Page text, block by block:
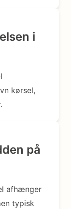
i
kørsel,
på
afhænger
typisk